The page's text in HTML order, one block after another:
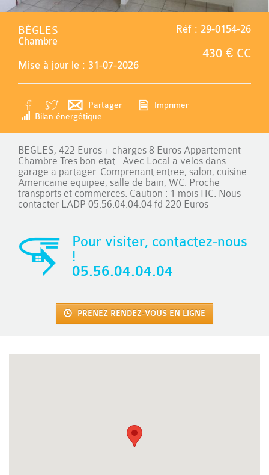
Réf : 29-0154-26
430 € CC
BÈGLES
Chambre
Mise à jour le : 31-07-2026
Partager
Imprimer
Bilan énergétique
BEGLES, 422 Euros + charges 8 Euros Appartement
Chambre Tres bon etat . Avec Local a velos dans
garage a partager. Comprenant entree, salon, cuisine
Americaine equipee, salle de bain, WC. Proche
transports et commerces. Caution : 1 mois HC. Nous
contacter LADP 05.56.04.04.04 fd 220 Euros
Pour visiter, contactez-nous
!
05.56.04.04.04
PRENEZ RENDEZ-VOUS EN LIGNE